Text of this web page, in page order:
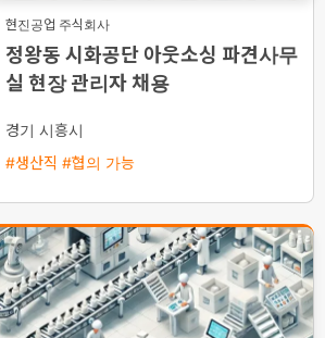
현진공업 주식회사
정왕동 시화공단 아웃소싱 파견사무
실 현장 관리자 채용
경기 시흥시
#생산직 #협의 가능